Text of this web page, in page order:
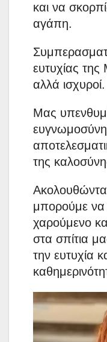
και να
αγάπη.
ευτυχίας της
αλλά ισχυροί.
Μας
της
μπορούμε να
χαρούμενο
στα σπίτια
την ευτυχία